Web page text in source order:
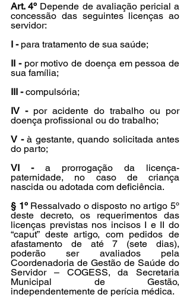
Art. 4º Depende de avaliação pericial a
concessão das seguintes licenças ao
servidor:
I - para tratamento de sua saúde;
II - por motivo de doença em pessoa de
sua família;
III - compulsória;
IV - por acidente do trabalho ou por
doença profissional ou do trabalho;
V - à gestante, quando solicitada antes
do parto;
VI - a prorrogação da licença-
paternidade, no caso de criança
nascida ou adotada com deficiência.
§ 1º Ressalvado o disposto no artigo 5º
deste decreto, os requerimentos das
licenças previstas nos incisos I e II do
“caput” deste artigo, com pedidos de
afastamento de até 7 (sete dias),
poderão ser avaliados pela
Coordenadoria de Gestão de Saúde do
Servidor – COGESS, da Secretaria
Municipal de Gestão,
independentemente de perícia médica.